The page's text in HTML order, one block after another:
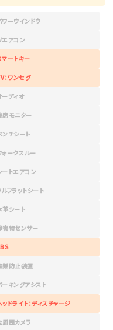
ワーウインドウ
エアコン
マートキー
：ワンセグ
ーディオ
席モニター
ンチシート
ォークスルー
ートエアコン
ルフラットシート
革シート
害物センサー
難防止装置
ーキングアシスト
ッドライト：ディスチャージ
周囲カメラ